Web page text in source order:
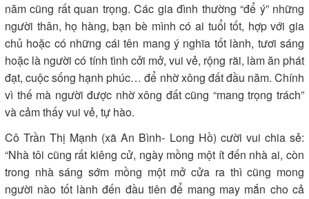
năm cũng rất quan trọng. Các gia đình thường “để ý” những
người thân, họ hàng, bạn bè mình có ai tuổi tốt, hợp với gia
chủ hoặc có những cái tên mang ý nghĩa tốt lành, tươi sáng
hoặc là người có tính tình cởi mở, vui vẻ, rộng rãi, làm ăn phát
đạt, cuộc sống hạnh phúc… để nhờ xông đất đầu năm. Chính
vì thế mà người được nhờ xông đất cũng “mang trọng trách”
và cảm thấy vui vẻ, tự hào.
Cô Trần Thị Mạnh (xã An Bình- Long Hồ) cười vui chia sẻ:
“Nhà tôi cũng rất kiêng cử, ngày mồng một ít đến nhà ai, còn
trong nhà sáng sớm mồng một mở cửa ra thì cũng mong
người nào tốt lành đến đầu tiên để mang may mắn cho cả